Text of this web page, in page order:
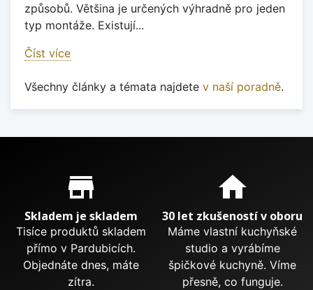
způsobů. Většina je určených výhradně pro jeden
typ montáže. Existují...
Číst více
Všechny články a témata najdete v naší poradně.
Proč nakupovat u nás?
store_mall_directory
Skladem je skladem
Tisíce produktů skladem
přímo v Pardubicích.
Objednáte dnes, máte
zítra.
home
30 let zkušeností v oboru
Máme vlastní kuchyňské
studio a vyrábíme
špičkové kuchyně. Víme
přesně, co funguje.